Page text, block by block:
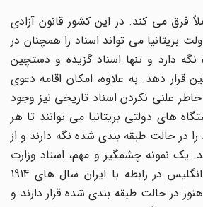
فرق می کند. در این کشور قانون آزادی
بریتانیا می تواند اسناد را همچنان در
دارد و تنها اسناد گزیده و دستچین
قرار دهد. به علاوه، امکان اقامه دعوی
علنی نکردن اسناد تاریخی نیز وجود
های دولتی بریتانیا می توانند تا هر
در حالت طبقه بندی شده نگه دارند و از
یک نمونه چشمگیر و مهم، اسناد وزارت
جنگ و اسناد نظامی انگلیس در رابطه با ایران سال های 1914
در حالت طبقه بندی شده قرار دارند و